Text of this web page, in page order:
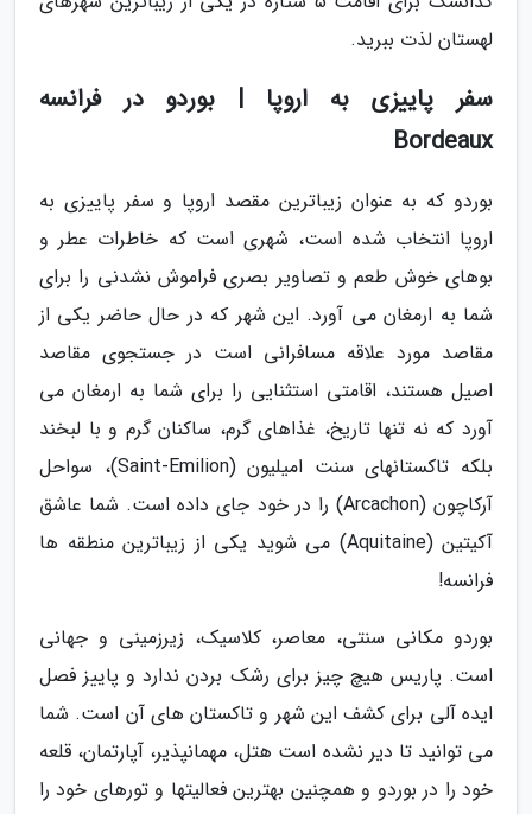
لهستان لذت ببرید.
سفر پاییزی به اروپا | بوردو در فرانسه
Bordeaux
بوردو که به عنوان زیباترین مقصد اروپا و سفر پاییزی به
اروپا انتخاب شده است، شهری است که خاطرات عطر و
بوهای خوش طعم و تصاویر بصری فراموش نشدنی را برای
شما به ارمغان می آورد. این شهر که در حال حاضر یکی از
مقاصد مورد علاقه مسافرانی است در جستجوی مقاصد
اصیل هستند، اقامتی استثنایی را برای شما به ارمغان می
آورد که نه تنها تاریخ، غذاهای گرم، ساکنان گرم و با لبخند
بلکه تاکستانهای سنت امیلیون (Saint-Emilion)، سواحل
آرکاچون (Arcachon) را در خود جای داده است. شما عاشق
آکیتین (Aquitaine) می شوید یکی از زیباترین منطقه ها
فرانسه!
بوردو مکانی سنتی، معاصر، کلاسیک، زیرزمینی و جهانی
است. پاریس هیچ چیز برای رشک بردن ندارد و پاییز فصل
ایده آلی برای کشف این شهر و تاکستان های آن است. شما
می توانید تا دیر نشده است هتل، مهمانپذیر، آپارتمان، قلعه
خود را در بوردو و همچنین بهترین فعالیتها و تورهای خود را